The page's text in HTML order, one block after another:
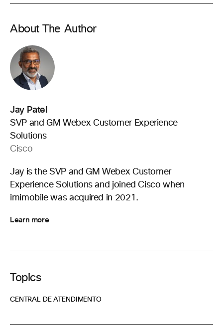
About The Author
Jay Patel
SVP and GM Webex Customer Experience
Solutions
Cisco
Jay is the SVP and GM Webex Customer
Experience Solutions and joined Cisco when
imimobile was acquired in 2021.
Learn more
Topics
CENTRAL DE ATENDIMENTO